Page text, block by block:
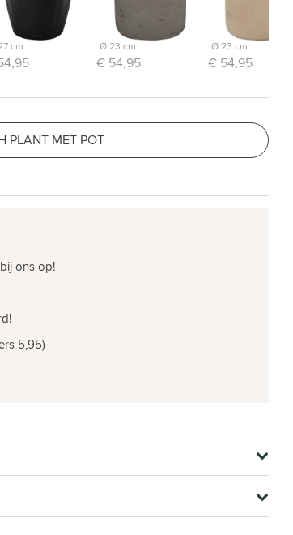
cm
€ 54,95
Ø 23 cm
€ 54,95
Ø 23 cm
PLANT MET POT
ons op!
5,95)